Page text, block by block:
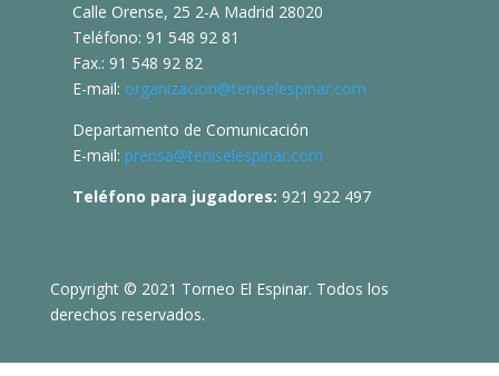
Calle Orense, 25 2-A Madrid 28020
Teléfono: 91 548 92 81
Fax.: 91 548 92 82
E-mail: organizacion@teniselespinar.com
Departamento de Comunicación
E-mail: prensa@teniselespinar.com
Teléfono para jugadores: 921 922 497
Copyright © 2021 Torneo El Espinar. Todos los
derechos reservados.